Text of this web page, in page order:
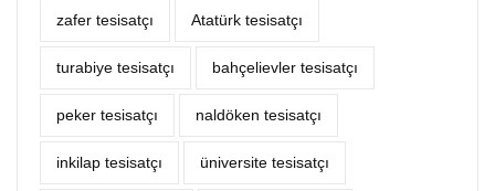
zafer tesisatçı Atatürk tesisatçı
turabiye tesisatçı bahçelievler tesisatçı
peker tesisatçı naldöken tesisatçı
inkilap tesisatçı üniversite tesisatçı